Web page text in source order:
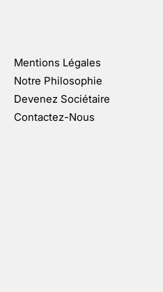
CHANGEMENT DE SEXE :
DES DEMANDES
TOUJOURS PLUS
NOMBREUSES
Mentions Légales
Notre Philosophie
Devenez Sociétaire
Contactez-Nous